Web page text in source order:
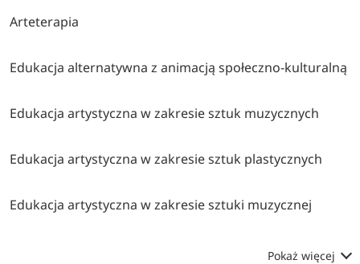
Arteterapia
Edukacja alternatywna z animacją społeczno-kulturalną
Edukacja artystyczna w zakresie sztuk muzycznych
Edukacja artystyczna w zakresie sztuk plastycznych
Edukacja artystyczna w zakresie sztuki muzycznej
Pokaż więcej